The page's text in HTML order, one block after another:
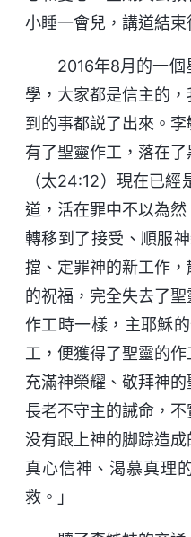
小睡一會兒，講道結
2016年8月的一個
學，大家都是信主的
到的事都説了出來。
有了聖靈作工，落在
（太24:12）現在已
道，活在罪中不以為
轉移到了接受、順服
擋、定罪神的新工作
的祝福，完全失去了
作工時一樣，主耶穌
工，便獲得了聖靈的
充滿神榮耀、敬拜神
長老不守主的誡命，
没有跟上神的脚踪造
真心信神、渴慕真理
救。」